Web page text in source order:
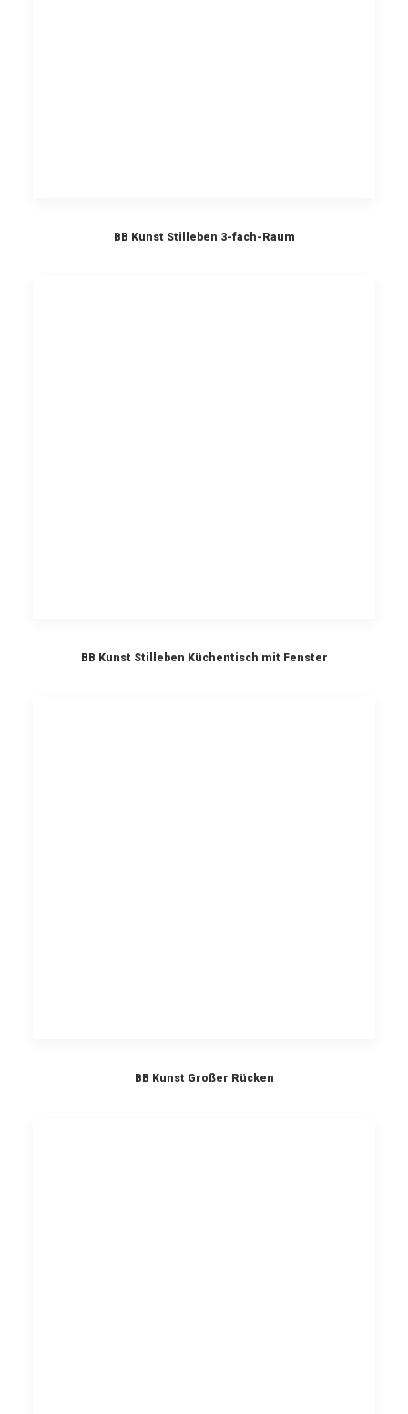
BB Kunst Stilleben 3-fach-Raum
BB Kunst Stilleben Küchentisch mit Fenster
BB Kunst Großer Rücken